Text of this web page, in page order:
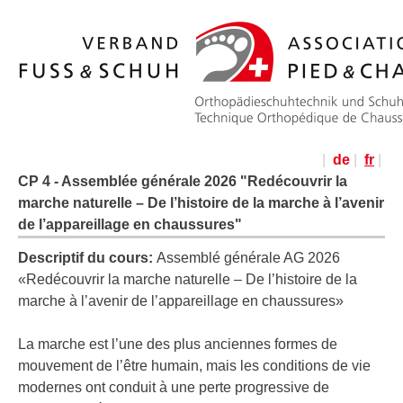
de fr
CP 4 - Assemblée générale 2026 "Redécouvrir la
marche naturelle – De l’histoire de la marche à l’avenir
de l’appareillage en chaussures"
Descriptif du cours: Assemblé générale AG 2026
«Redécouvrir la marche naturelle – De l’histoire de la
marche à l’avenir de l’appareillage en chaussures»
La marche est l’une des plus anciennes formes de
mouvement de l’être humain, mais les conditions de vie
modernes ont conduit à une perte progressive de